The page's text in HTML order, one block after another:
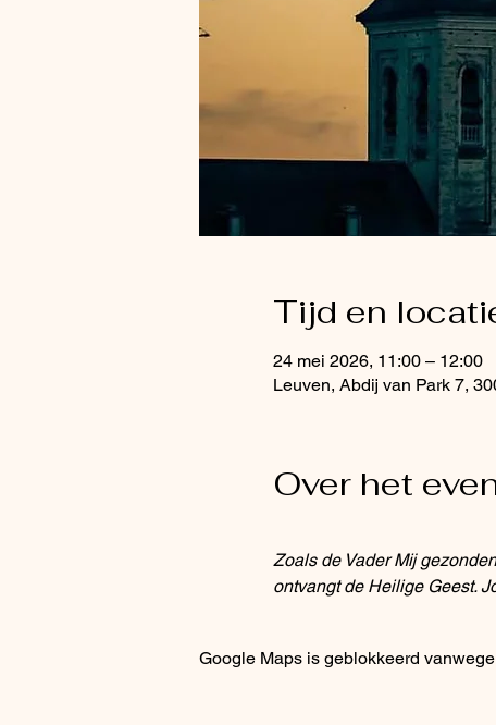
Tijd en
24 mei 2026, 11:00 – 12:00
Leuven, Abdij van Park 7,
Over het
Zoals de Vader Mij
ontvangt de Heilige Geest.
Google Maps is geblokkeerd